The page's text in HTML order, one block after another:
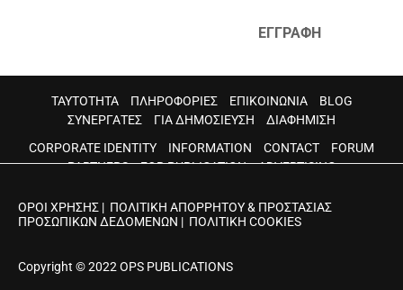
ΕΓΓΡΑΦΗ
ΤΑΥΤΟΤΗΤΑ ΠΛΗΡΟΦΟΡΙΕΣ ΕΠΙΚΟΙΝΩΝΙΑ
BLOG
ΣΥΝΕΡΓΑΤΕΣ
ΓΙΑ ΔΗΜΟΣΙΕΥΣΗ
ΔΙΑΦΗΜΙΣΗ
CORPORATE IDENTITY
INFORMATION CONTACT
FORUM
PARTNERS
FOR PUBLICATION ADVERTISING
ΟΡΟΙ ΧΡΗΣΗΣ | ΠΟΛΙΤΙΚΗ ΑΠΟΡΡΗΤΟΥ & ΠΡΟΣΤΑΣΙΑΣ
ΠΡΟΣΩΠΙΚΩΝ ΔΕΔΟΜΕΝΩΝ | ΠΟΛΙΤΙΚΗ COOKIES
Copyright © 2022 OPS PUBLICATIONS